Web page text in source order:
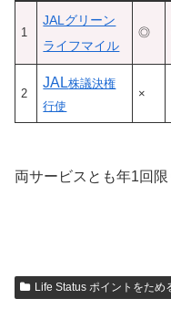
1
JALグリーン
ライフマイル
◎
2
JAL株議決権
行使
×
両サービスとも年1回限
Life Status ポイントをため